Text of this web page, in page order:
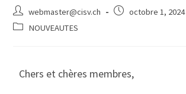
webmaster@cisv.ch
octobre 1, 2024
NOUVEAUTES
Chers et chères membres,